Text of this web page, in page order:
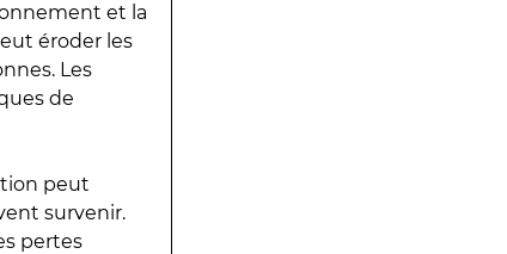
et la
éroder les
Les
de
peut
survenir.
pertes